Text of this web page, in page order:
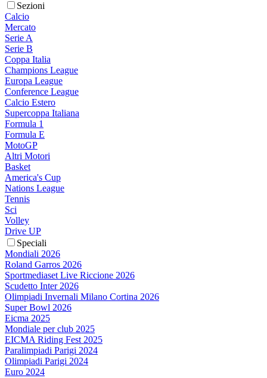
Sezioni
Calcio
Mercato
Serie A
Serie B
Coppa Italia
Champions League
Europa League
Conference League
Calcio Estero
Supercoppa Italiana
Formula 1
Formula E
MotoGP
Altri Motori
Basket
America's Cup
Nations League
Tennis
Sci
Volley
Drive UP
Speciali
Mondiali 2026
Roland Garros 2026
Sportmediaset Live Riccione 2026
Scudetto Inter 2026
Olimpiadi Invernali Milano Cortina 2026
Super Bowl 2026
Eicma 2025
Mondiale per club 2025
EICMA Riding Fest 2025
Paralimpiadi Parigi 2024
Olimpiadi Parigi 2024
Euro 2024